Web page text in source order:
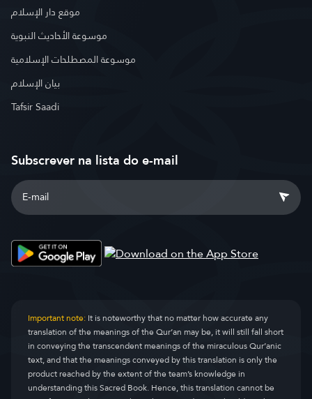
موقع دار الإسلام
موسوعة الأحاديث النبوية
موسوعة المصطلحات الإسلامية
بيان الإسلام
Tafsir Saadi
Subscrever na lista do e-mail
Important note:It is noteworthy that no matter how accurate any
translation of the meanings of the Qur’an may be, it will still fall short
in conveying the transcendent meanings of the miraculous Qur’anic
text, and that the meanings conveyed by this translation is only the
product reached by the extent of the team’s knowledge in
understanding this Sacred Book. Hence, this translation cannot be